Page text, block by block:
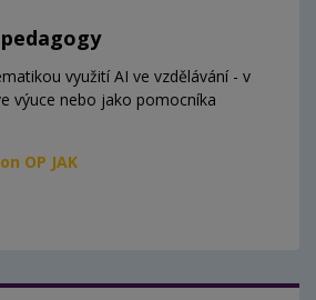
využití AI ve vzdělávání - v
výuce nebo jako pomocníka
OP JAK